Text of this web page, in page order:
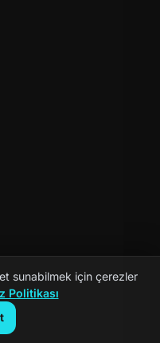
hakları saklıdır.
sunabilmek için çerezler
Politikası